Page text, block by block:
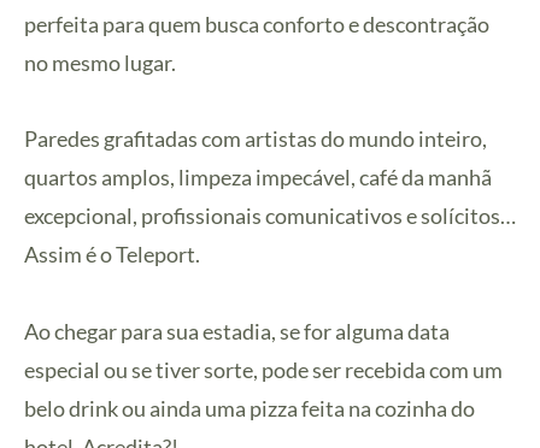
perfeita para quem busca conforto e descontração
no mesmo lugar.
Paredes grafitadas com artistas do mundo inteiro,
quartos amplos, limpeza impecável, café da manhã
excepcional, profissionais comunicativos e solícitos…
Assim é o Teleport.
Ao chegar para sua estadia, se for alguma data
especial ou se tiver sorte, pode ser recebida com um
belo drink ou ainda uma pizza feita na cozinha do